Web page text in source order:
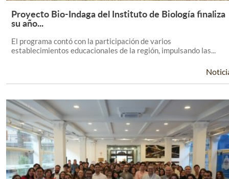
Leer Más +
Proyecto Bio-Indaga del Instituto de Biología finaliza
su año...
El programa contó con la participación de varios
establecimientos educacionales de la región, impulsando las...